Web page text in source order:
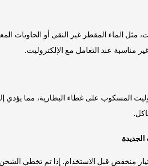
الماء المقطر غير النقي أو الحاويات
مناسبة عند التعامل مع الإلكتروليت.
المسكوب على غطاء البطارية، مما
منخفض قبل الاستخدام. إذا تم تخطي